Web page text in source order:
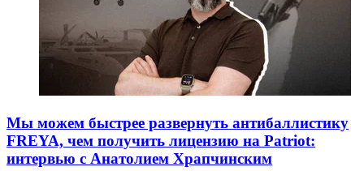
Мы можем быстрее развернуть антибаллистику
FREYA, чем получить лицензию на Patriot:
интервью с Анатолием Храпчинским